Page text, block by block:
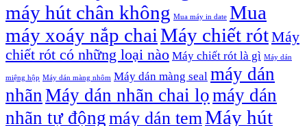
máy hút chân không Mua máy in date Mua
máy xoáy nắp chaiMáy chiết rótMáy
chiết rót có những loại nào Máy chiết rót là gì Máy dán
miệng hộp Máy dán màng nhôm Máy dán màng seal máy dán
nhãnMáy dán nhãn chai lọmáy dán
nhãn tự độngmáy dán temMáy hút